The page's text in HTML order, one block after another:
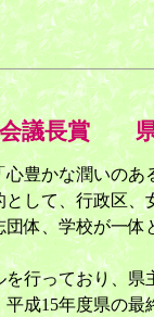
会議長賞
豊かな潤いのあ
して、行政区、
体、学校が一体
行っており、県
成15年度県の最